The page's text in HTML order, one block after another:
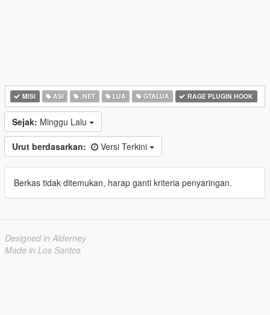
MISI ASI .NET LUA GTALUA RAGE PLUGIN HOOK
Sejak: Minggu Lalu
Urut berdasarkan: Versi Terkini
Berkas tidak ditemukan, harap ganti kriteria penyaringan.
Designed in Alderney
Made in Los Santos